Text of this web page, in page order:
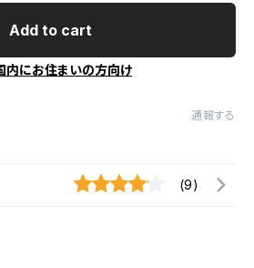
Add to cart
内にお住まいの方向け
通報する
(9)